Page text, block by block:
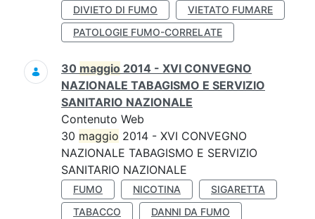
DIVIETO DI FUMO
VIETATO FUMARE
PATOLOGIE FUMO-CORRELATE
30 maggio 2014 - XVI CONVEGNO
NAZIONALE TABAGISMO E SERVIZIO
SANITARIO NAZIONALE
Contenuto Web
30 maggio 2014 - XVI CONVEGNO
NAZIONALE TABAGISMO E SERVIZIO
SANITARIO NAZIONALE
FUMO NICOTINA
SIGARETTA
TABACCO
DANNI DA FUMO